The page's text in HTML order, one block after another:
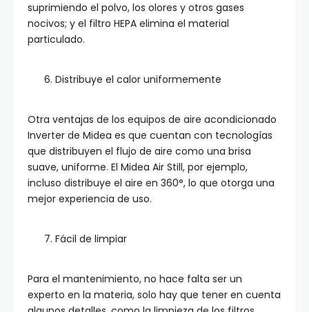
suprimiendo el polvo, los olores y otros gases
nocivos; y el filtro HEPA elimina el material
particulado.
Distribuye el calor uniformemente
Otra ventajas de los equipos de aire acondicionado
Inverter de Midea es que cuentan con tecnologías
que distribuyen el flujo de aire como una brisa
suave, uniforme. El Midea Air Still, por ejemplo,
incluso distribuye el aire en 360°, lo que otorga una
mejor experiencia de uso.
Fácil de limpiar
Para el mantenimiento, no hace falta ser un
experto en la materia, solo hay que tener en cuenta